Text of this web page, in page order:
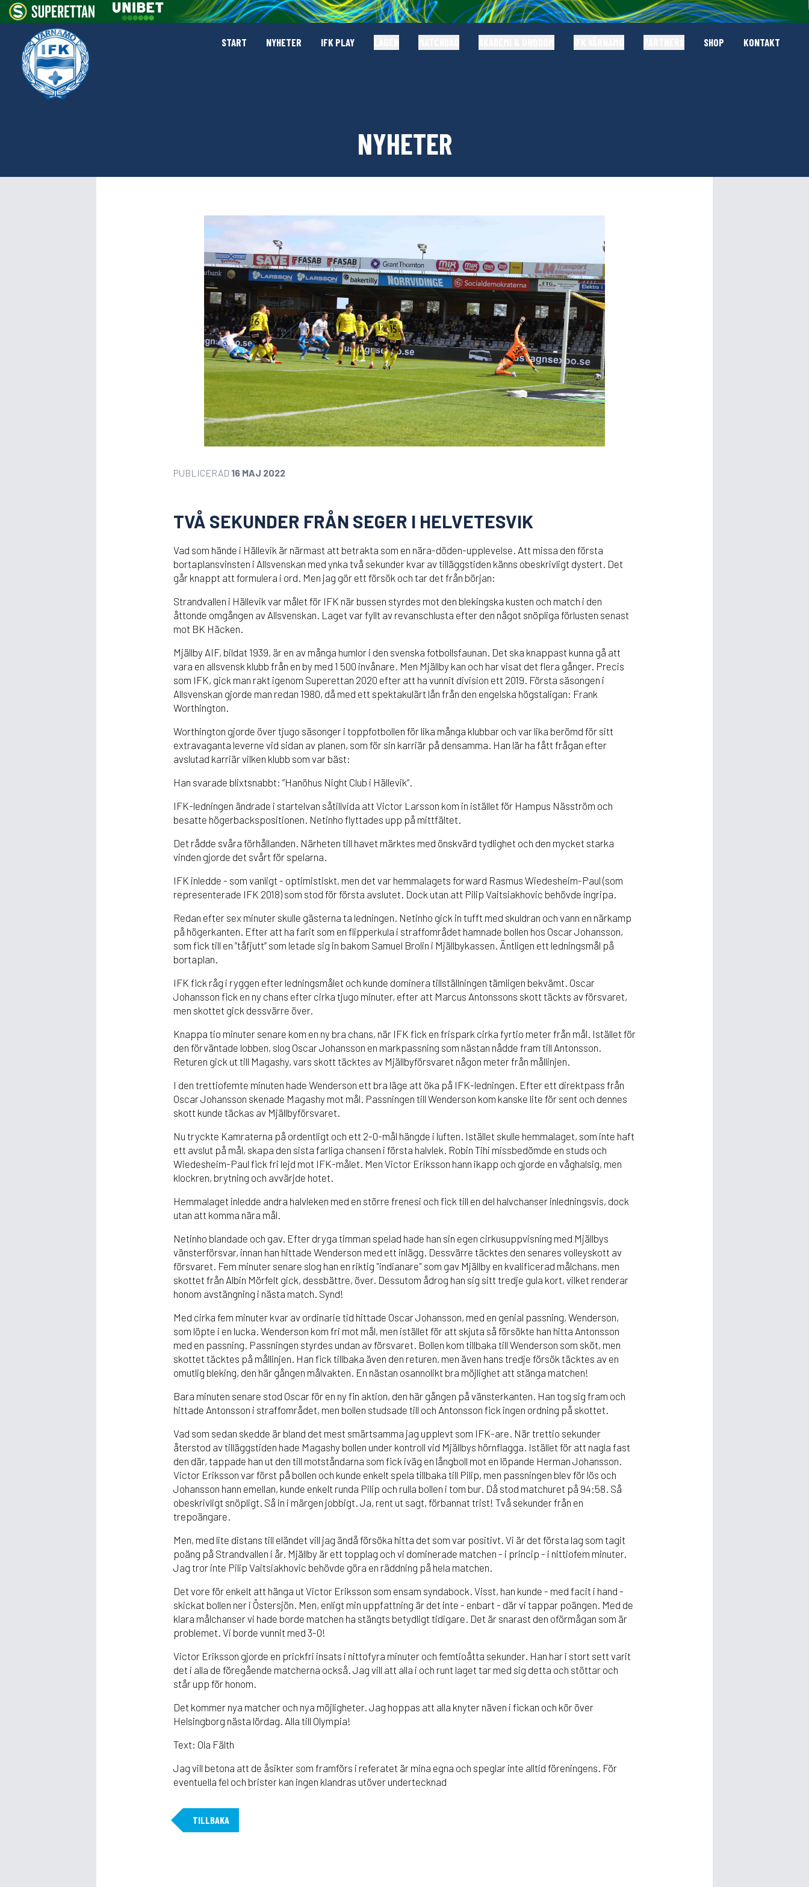
START NYHETER IFK PLAY SHOP KONTAKT
NYHETER
PUBLICERAD 16 MAJ 2022
TVÅ SEKUNDER FRÅN SEGER I HELVETESVIK
Vad som hände i Hällevik är närmast att betrakta som en nära-döden-upplevelse. Att missa den första
bortaplansvinsten i Allsvenskan med ynka två sekunder kvar av tilläggstiden känns obeskrivligt dystert. Det
går knappt att formulera i ord. Men jag gör ett försök och tar det från början:
Strandvallen i Hällevik var målet för IFK när bussen styrdes mot den blekingska kusten och match i den
åttonde omgången av Allsvenskan. Laget var fyllt av revanschlusta efter den något snöpliga förlusten senast
mot BK Häcken.
Mjällby AIF, bildat 1939, är en av många humlor i den svenska fotbollsfaunan. Det ska knappast kunna gå att
vara en allsvensk klubb från en by med 1 500 invånare. Men Mjällby kan och har visat det flera gånger. Precis
som IFK, gick man rakt igenom Superettan 2020 efter att ha vunnit division ett 2019. Första säsongen i
Allsvenskan gjorde man redan 1980, då med ett spektakulärt lån från den engelska högstaligan: Frank
Worthington.
Worthington gjorde över tjugo säsonger i toppfotbollen för lika många klubbar och var lika berömd för sitt
extravaganta leverne vid sidan av planen, som för sin karriär på densamma. Han lär ha fått frågan efter
avslutad karriär vilken klubb som var bäst:
Han svarade blixtsnabbt: ”Hanöhus Night Club i Hällevik”.
IFK-ledningen ändrade i startelvan såtillvida att Victor Larsson kom in istället för Hampus Näsström och
besatte högerbackspositionen. Netinho flyttades upp på mittfältet.
Det rådde svåra förhållanden. Närheten till havet märktes med önskvärd tydlighet och den mycket starka
vinden gjorde det svårt för spelarna.
IFK inledde - som vanligt - optimistiskt, men det var hemmalagets forward Rasmus Wiedesheim-Paul (som
representerade IFK 2018) som stod för första avslutet. Dock utan att Pilip Vaitsiakhovic behövde ingripa.
Redan efter sex minuter skulle gästerna ta ledningen. Netinho gick in tufft med skuldran och vann en närkamp
på högerkanten. Efter att ha farit som en flipperkula i straffområdet hamnade bollen hos Oscar Johansson,
som fick till en ”tåfjutt” som letade sig in bakom Samuel Brolin i Mjällbykassen. Äntligen ett ledningsmål på
bortaplan.
IFK fick råg i ryggen efter ledningsmålet och kunde dominera tillställningen tämligen bekvämt. Oscar
Johansson fick en ny chans efter cirka tjugo minuter, efter att Marcus Antonssons skott täckts av försvaret,
men skottet gick dessvärre över.
Knappa tio minuter senare kom en ny bra chans, när IFK fick en frispark cirka fyrtio meter från mål. Istället för
den förväntade lobben, slog Oscar Johansson en markpassning som nästan nådde fram till Antonsson.
Returen gick ut till Magashy, vars skott täcktes av Mjällbyförsvaret någon meter från mållinjen.
I den trettiofemte minuten hade Wenderson ett bra läge att öka på IFK-ledningen. Efter ett direktpass från
Oscar Johansson skenade Magashy mot mål. Passningen till Wenderson kom kanske lite för sent och dennes
skott kunde täckas av Mjällbyförsvaret.
Nu tryckte Kamraterna på ordentligt och ett 2-0-mål hängde i luften. Istället skulle hemmalaget, som inte haft
ett avslut på mål, skapa den sista farliga chansen i första halvlek. Robin Tihi missbedömde en studs och
Wiedesheim-Paul fick fri lejd mot IFK-målet. Men Victor Eriksson hann ikapp och gjorde en våghalsig, men
klockren, brytning och avvärjde hotet.
Hemmalaget inledde andra halvleken med en större frenesi och fick till en del halvchanser inledningsvis, dock
utan att komma nära mål.
Netinho blandade och gav. Efter dryga timman spelad hade han sin egen cirkusuppvisning med Mjällbys
vänsterförsvar, innan han hittade Wenderson med ett inlägg. Dessvärre täcktes den senares volleyskott av
försvaret. Fem minuter senare slog han en riktig "indianare" som gav Mjällby en kvalificerad målchans, men
skottet från Albin Mörfelt gick, dessbättre, över. Dessutom ådrog han sig sitt tredje gula kort, vilket renderar
honom avstängning i nästa match. Synd!
Med cirka fem minuter kvar av ordinarie tid hittade Oscar Johansson, med en genial passning, Wenderson,
som löpte i en lucka. Wenderson kom fri mot mål, men istället för att skjuta så försökte han hitta Antonsson
med en passning. Passningen styrdes undan av försvaret. Bollen kom tillbaka till Wenderson som sköt, men
skottet täcktes på mållinjen. Han fick tillbaka även den returen, men även hans tredje försök täcktes av en
omutlig bleking, den här gången målvakten. En nästan osannolikt bra möjlighet att stänga matchen!
Bara minuten senare stod Oscar för en ny fin aktion, den här gången på vänsterkanten. Han tog sig fram och
hittade Antonsson i straffområdet, men bollen studsade till och Antonsson fick ingen ordning på skottet.
Vad som sedan skedde är bland det mest smärtsamma jag upplevt som IFK-are. När trettio sekunder
återstod av tilläggstiden hade Magashy bollen under kontroll vid Mjällbys hörnflagga. Istället för att nagla fast
den där, tappade han ut den till motståndarna som fick iväg en långboll mot en löpande Herman Johansson.
Victor Eriksson var först på bollen och kunde enkelt spela tillbaka till Pilip, men passningen blev för lös och
Johansson hann emellan, kunde enkelt runda Pilip och rulla bollen i tom bur. Då stod matchuret på 94:58. Så
obeskrivligt snöpligt. Så in i märgen jobbigt. Ja, rent ut sagt, förbannat trist! Två sekunder från en
trepoängare.
Men, med lite distans till eländet vill jag ändå försöka hitta det som var positivt. Vi är det första lag som tagit
poäng på Strandvallen i år. Mjällby är ett topplag och vi dominerade matchen - i princip - i nittiofem minuter.
Jag tror inte Pilip Vaitsiakhovic behövde göra en räddning på hela matchen.
Det vore för enkelt att hänga ut Victor Eriksson som ensam syndabock. Visst, han kunde - med facit i hand -
skickat bollen ner i Östersjön. Men, enligt min uppfattning är det inte - enbart - där vi tappar poängen. Med de
klara målchanser vi hade borde matchen ha stängts betydligt tidigare. Det är snarast den oförmågan som är
problemet. Vi borde vunnit med 3-0!
Victor Eriksson gjorde en prickfri insats i nittofyra minuter och femtioåtta sekunder. Han har i stort sett varit
det i alla de föregående matcherna också. Jag vill att alla i och runt laget tar med sig detta och stöttar och
står upp för honom.
Det kommer nya matcher och nya möjligheter. Jag hoppas att alla knyter näven i fickan och kör över
Helsingborg nästa lördag. Alla till Olympia!
Text: Ola Fälth
Jag vill betona att de åsikter som framförs i referatet är mina egna och speglar inte alltid föreningens. För
eventuella fel och brister kan ingen klandras utöver undertecknad
TILLBAKA